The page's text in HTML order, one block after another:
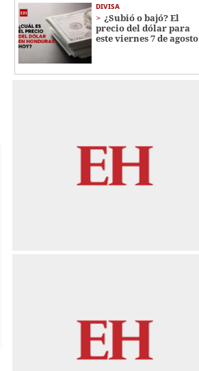
DIVISA
¿Subió o bajó? El
precio del dólar para
este viernes 7 de agosto